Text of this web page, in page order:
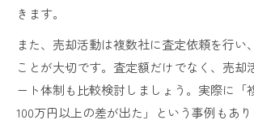
きます。
また、売却活動は複数社に査定依頼を行い
ことが大切です。査定額だけでなく、売却
ート体制も比較検討しましょう。実際に「
100万円以上の差が出た」という事例もあり